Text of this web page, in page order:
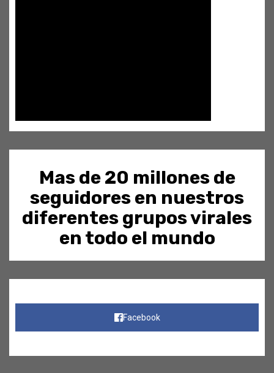
Mas de 20 millones de
seguidores en nuestros
diferentes grupos virales
en todo el mundo
Facebook